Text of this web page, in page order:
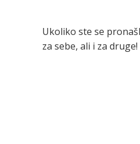
Ukoliko ste se
za sebe, ali i za druge!